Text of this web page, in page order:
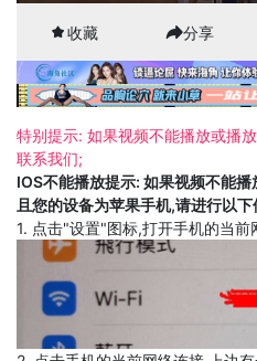
收藏 分享
特别提示: 如果视频不能播放或播
联系我们;
IOS不能播放提示: 如果视频不能
且您的设备为苹果手机,请进行以下
1. 点击"设置"图标,打开手机的当前